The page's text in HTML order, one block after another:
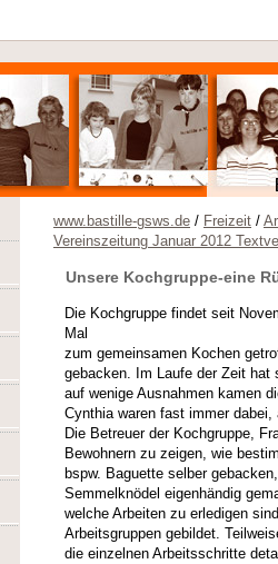
www.bastille-gsws.de / Freizeit /
Vereinszeitung Januar 2012
Unsere Kochgruppe-eine
Die Kochgruppe findet seit
Mal
zum gemeinsamen Kochen
gebacken. Im Laufe der Zeit hat
auf wenige Ausnahmen kamen
Cynthia waren fast immer
Die Betreuer der Kochgruppe,
Bewohnern zu zeigen, wie
bspw. Baguette selber
Semmelknödel eigenhändig
welche Arbeiten zu erledigen
Arbeitsgruppen gebildet.
die einzelnen Arbeitsschritte